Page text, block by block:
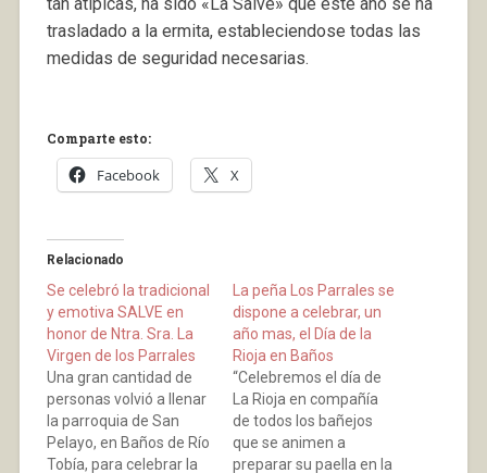
trasladado a la ermita, estableciendose todas las
medidas de seguridad necesarias.
Comparte esto:
Facebook X
Relacionado
Se celebró la tradicional
y emotiva SALVE en
honor de Ntra. Sra. La
Virgen de los Parrales
Una gran cantidad de
personas volvió a llenar
la parroquia de San
Pelayo, en Baños de Río
Tobía, para celebrar la
La peña Los Parrales se
dispone a celebrar, un
año mas, el Día de la
Rioja en Baños
“Celebremos el día de
La Rioja en compañía
de todos los bañejos
que se animen a
preparar su paella en la